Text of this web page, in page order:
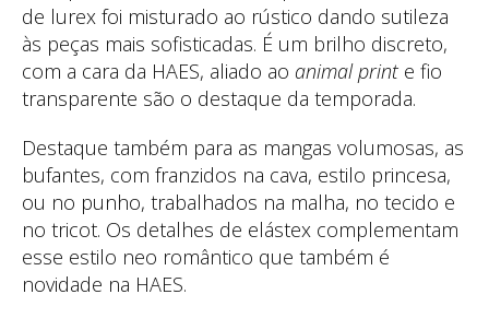
de lurex foi misturado ao rústico dando sutileza
às peças mais sofisticadas. É um brilho discreto,
com a cara da HAES, aliado ao animal print e fio
transparente são o destaque da temporada.
Destaque também para as mangas volumosas, as
bufantes, com franzidos na cava, estilo princesa,
ou no punho, trabalhados na malha, no tecido e
no tricot. Os detalhes de elástex complementam
esse estilo neo romântico que também é
novidade na HAES.